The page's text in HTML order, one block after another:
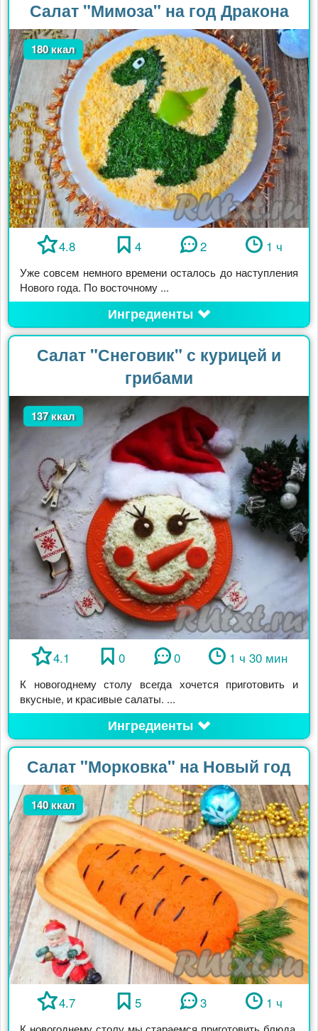
Салат "Мимоза" на год Дракона
180 ккал
4.8 4 2 1 ч
Уже совсем немного времени осталось до наступления
Нового года. По восточному ...
Ингредиенты
Салат "Снеговик" с курицей и
грибами
137 ккал
4.1 0 0 1 ч 30 мин
К новогоднему столу всегда хочется приготовить и
вкусные, и красивые салаты. ...
Ингредиенты
Салат "Морковка" на Новый год
140 ккал
4.7 5 3 1 ч